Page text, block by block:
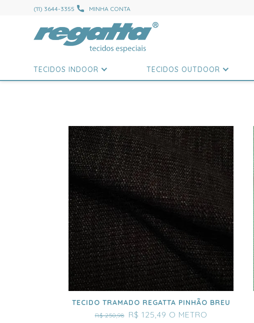
(11) 3644-3355 MINHA CONTA
TECIDOS INDOOR TECIDOS OUTDOOR
TECIDO TRAMADO REGATTA PINHÃO BREU
R$ 250,98 R$ 125,49 O METRO